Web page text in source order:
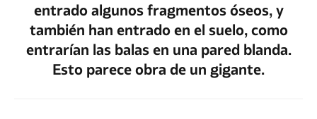
entrado algunos fragmentos óseos, y
también han entrado en el suelo, como
entrarían las balas en una pared blanda.
Esto parece obra de un gigante.